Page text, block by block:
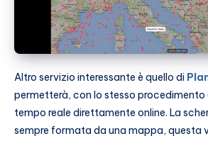
Altro servizio interessante è quello di
permetterà, con lo stesso procedimento
tempo reale direttamente online. La
sempre formata da una mappa, questa